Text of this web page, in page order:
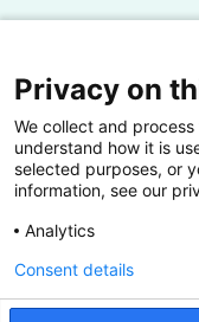
Lectoren en
Bedrijven
Hogescholen
De grootste
Privacy on
We collect and
understand how it is
selected purposes, or
information, see our
Analytics
Consent details